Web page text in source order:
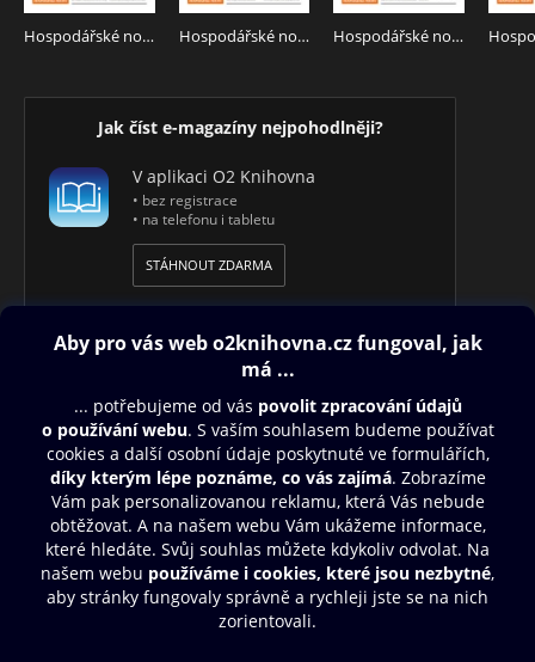
Hospodářské noviny - příloha Víkend 151 - 7.8.2026 Víkend Hospodářské noviny - příloha Víkend 146 - 31.7.2026 Víkend Hospodářské noviny - příloha Víkend 141 - 24.7.2026 Víkend
Jak číst e-magazíny nejpohodlněji?
V aplikaci O2 Knihovna
• bez registrace
• na telefonu i tabletu
STÁHNOUT ZDARMA
Obsah ke stažení
Moje O2 Knihovna
Další zábava
© O2 Czech Republic a.s.